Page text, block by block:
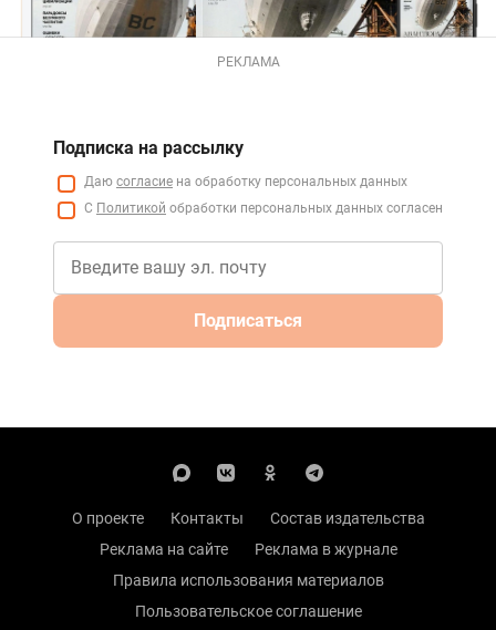
РЕКЛАМА
Подписка на рассылку
Даю согласие на обработку персональных данных
С Политикой обработки персональных данных согласен
Подписаться
О проекте Контакты
Состав издательства
Реклама на сайте
Реклама в журнале
Правила использования материалов
Пользовательское соглашение